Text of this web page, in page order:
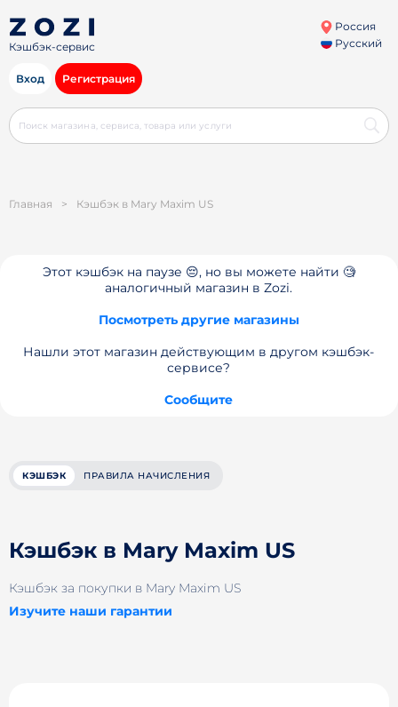
Кэшбэк-сервис
Россия
Русский
Вход Регистрация
Главная > Кэшбэк в Mary Maxim US
Этот кэшбэк на паузе 😔, но вы можете найти 🧐
аналогичный магазин в Zozi.
Посмотреть другие магазины
Нашли этот магазин действующим в другом кэшбэк-
сервисе?
Сообщите
КЭШБЭК ПРАВИЛА НАЧИСЛЕНИЯ
Кэшбэк в Mary Maxim US
Кэшбэк за покупки в Mary Maxim US
Изучите наши гарантии